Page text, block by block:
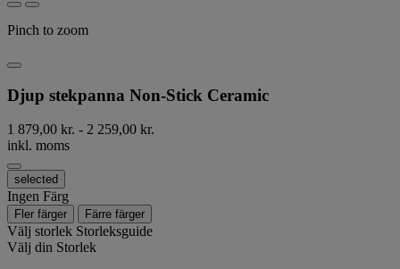
Pinch to zoom
Djup stekpanna Non-Stick Ceramic
1 879,00 kr. - 2 259,00 kr.
inkl. moms
selected
Ingen Färg
Fler färger Färre färger
Välj storlek Storleksguide
Välj din Storlek